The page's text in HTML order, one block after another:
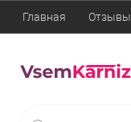
Главная Отзывы